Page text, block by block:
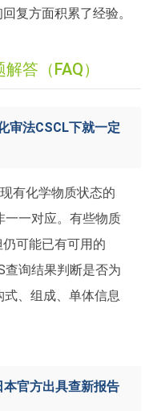
复方面积累了经验。
答（FAQ）
审法CSCL下就一定
有化学物质状态的
一一对应。有些物质
可能已有可用的
查询结果判断是否为
、组成、单体信息
官方出具查新报告